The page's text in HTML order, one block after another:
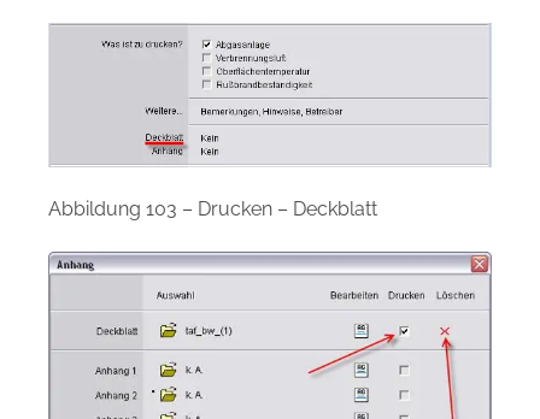
Abbildung 103 – Drucken – Deckblatt